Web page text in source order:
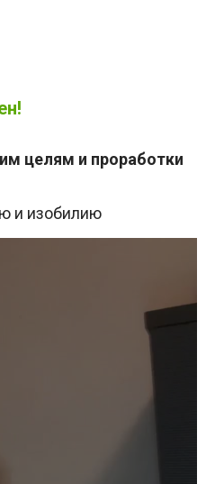
целям и проработки
и изобилию